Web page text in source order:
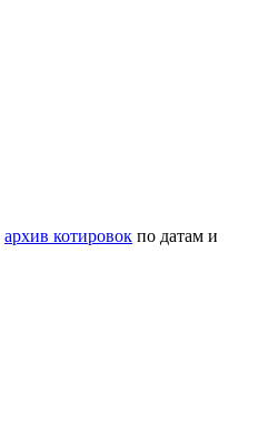
архив котировок по датам и